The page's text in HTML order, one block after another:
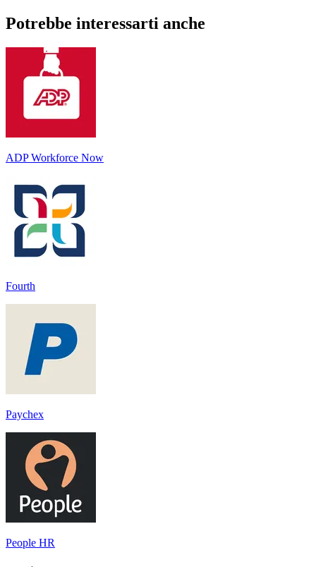
Potrebbe interessarti anche
ADP Workforce Now
Fourth
Paychex
People HR